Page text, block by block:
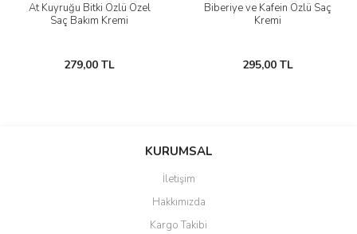
At Kuyruğu Bitki Özlü Özel
Saç Bakım Kremi
279,00 TL
Biberiye ve Kafein Özlü Saç
Kremi
295,00 TL
KURUMSAL
İletişim
Hakkımızda
Kargo Takibi